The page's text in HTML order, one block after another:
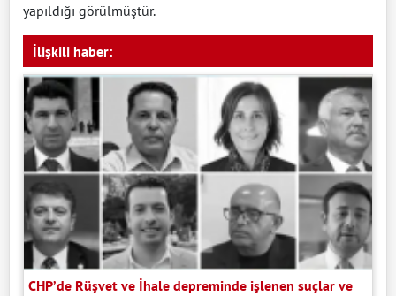
yapıldığı görülmüştür.
İlişkili haber:
CHP’de Rüşvet ve İhale depreminde işlenen suçlar ve